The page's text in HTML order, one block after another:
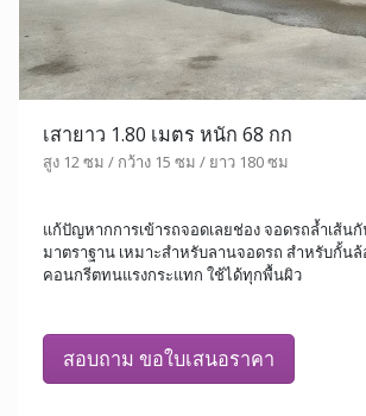
เสายาว 1.80 เมตร หนัก 68 กก
สูง 12 ซม / กว้าง 15 ซม / ยาว 180 ซม
แก้ปัญหากการเข้ารถจอดเลยช่อง จอดรถล้ำเส้
มาตราฐาน เหมาะสำหรับลานจอดรถ สำหรับกั้น
คอนกรีตทนแรงกระแทก ใช้ได้ทุกพื้นผิว
สอบถาม ขอใบเสนอราคา